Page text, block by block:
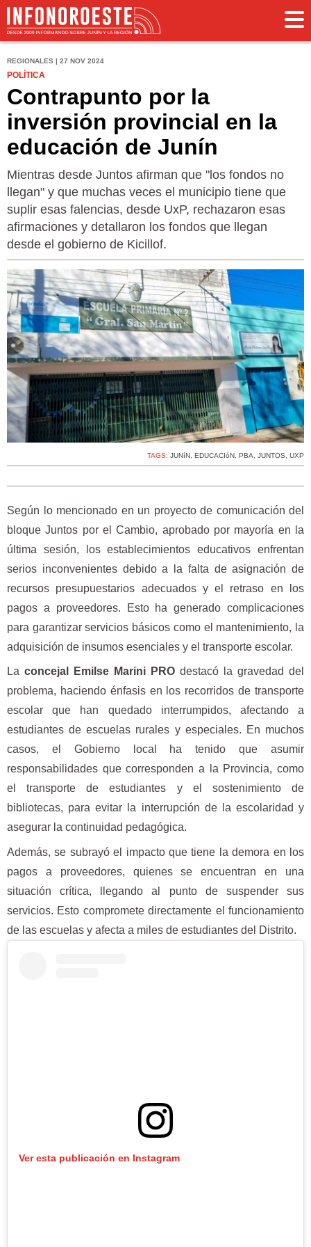
REGIONALES | 27 NOV 2024
POLÍTICA
Contrapunto por la
inversión provincial en la
educación de Junín
Mientras desde Juntos afirman que "los fondos no
llegan" y que muchas veces el municipio tiene que
suplir esas falencias, desde UxP, rechazaron esas
afirmaciones y detallaron los fondos que llegan
desde el gobierno de Kicillof.
TAGS: JUNíN, EDUCACIóN, PBA, JUNTOS, UXP
Según lo mencionado en un proyecto de comunicación del
bloque Juntos por el Cambio, aprobado por mayoría en la
última sesión, los establecimientos educativos enfrentan
serios inconvenientes debido a la falta de asignación de
recursos presupuestarios adecuados y el retraso en los
pagos a proveedores. Esto ha generado complicaciones
para garantizar servicios básicos como el mantenimiento, la
adquisición de insumos esenciales y el transporte escolar.
La concejal Emilse Marini PRO destacó la gravedad del
problema, haciendo énfasis en los recorridos de transporte
escolar que han quedado interrumpidos, afectando a
estudiantes de escuelas rurales y especiales. En muchos
casos, el Gobierno local ha tenido que asumir
responsabilidades que corresponden a la Provincia, como
el transporte de estudiantes y el sostenimiento de
bibliotecas, para evitar la interrupción de la escolaridad y
asegurar la continuidad pedagógica.
Además, se subrayó el impacto que tiene la demora en los
pagos a proveedores, quienes se encuentran en una
situación crítica, llegando al punto de suspender sus
servicios. Esto compromete directamente el funcionamiento
de las escuelas y afecta a miles de estudiantes del Distrito.
Ver esta publicación en Instagram